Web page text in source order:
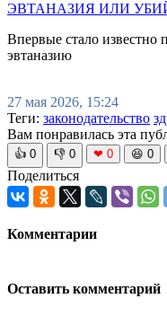
ЭВТАНАЗИЯ ИЛИ
Впервые стало известно
эвтаназию
27 мая 2026, 15:24
Теги: законодательство
Вам понравилась эта
👍 0 👎 0 ❤ 0 😆 0
Поделиться
Комментарии
Оставить комментарий